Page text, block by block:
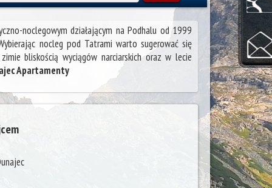
noclegowym działającym na Podhalu od 1999
nocleg pod Tatrami warto sugerować się
bliskością wyciągów narciarskich oraz w lecie
Apartamenty